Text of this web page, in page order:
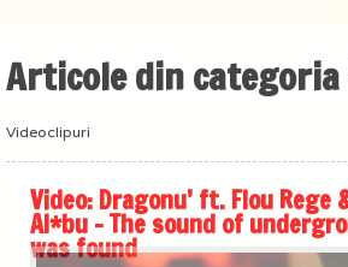
Articole din
Videoclipuri
Video: Dragonu’ ft. Flou Rege
Al*bu – The sound of
was found